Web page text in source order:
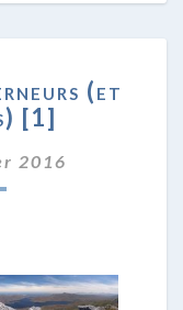
(et
[1]
2016